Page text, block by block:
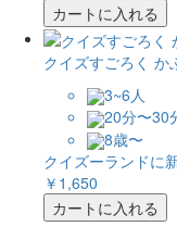
カートに入れる
クイズすごろく か
3~6人
20分〜30
8歳〜
クイズーランドに
￥1,650
カートに入れる